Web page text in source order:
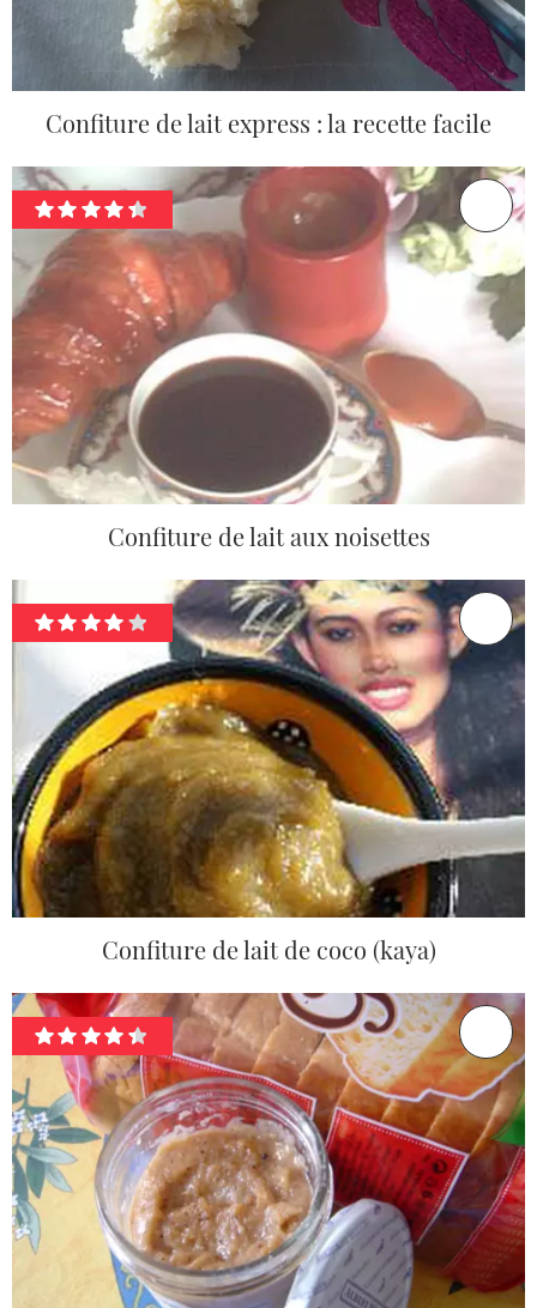
Confiture de lait express : la recette facile
Confiture de lait aux noisettes
Confiture de lait de coco (kaya)